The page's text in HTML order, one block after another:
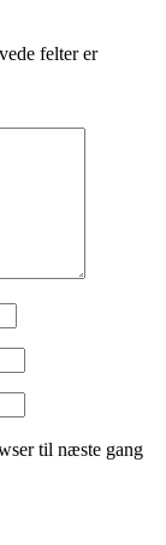
felter er
til næste gang